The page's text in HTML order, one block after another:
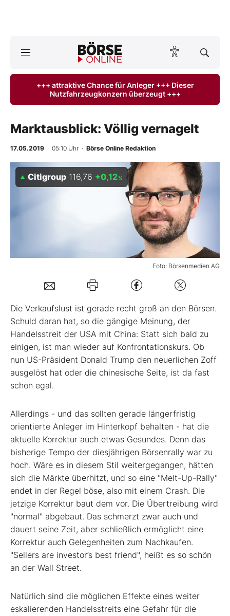
ktuelle Ausgabe BÖRSE ONLINE lesen
Anlageprodukte
Finanz-Check
Abo & Shop
Mein Konto
Folgen Sie uns
Kontakt
+++ attraktive Chance für Anleger +++ Dieser
Nutzfahrzeugkonzern überzeugt +++
Marktausblick: Völlig vernagelt
17.05.2019 · 05:10 Uhr · Börse Online Redaktion
Foto: Börsenmedien AG
Citigroup 116,76 +0,12%
Die Verkaufslust ist gerade recht groß an den Börsen.
Schuld daran hat, so die gängige Meinung, der
Handelsstreit der USA mit China: Statt sich bald zu
einigen, ist man wieder auf Konfrontationskurs. Ob
nun US-Präsident Donald Trump den neuerlichen Zoff
ausgelöst hat oder die chinesische Seite, ist da fast
schon egal.
Allerdings - und das sollten gerade längerfristig
orientierte Anleger im Hinterkopf behalten - hat die
aktuelle Korrektur auch etwas Gesundes. Denn das
bisherige Tempo der diesjährigen Börsenrally war zu
hoch. Wäre es in diesem Stil weitergegangen, hätten
sich die Märkte überhitzt, und so eine "Melt-Up-Rally"
endet in der Regel böse, also mit einem Crash. Die
jetzige Korrektur baut dem vor. Die Übertreibung wird
"normal" abgebaut. Das schmerzt zwar auch und
dauert seine Zeit, aber schließlich ermöglicht eine
Korrektur auch Gelegenheiten zum Nachkaufen.
"Sellers are investor’s best friend", heißt es so schön
an der Wall Street.
Natürlich sind die möglichen Effekte eines weiter
eskalierenden Handelsstreits eine Gefahr für die